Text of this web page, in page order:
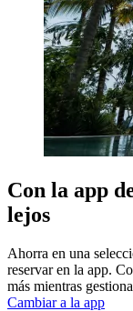
Con la app
lejos
Ahorra en una
reservar en la app.
más mientras
Cambiar a la app